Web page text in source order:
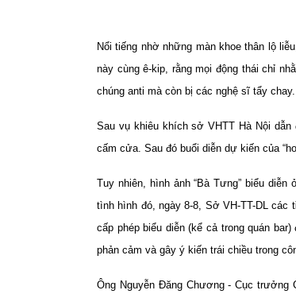
Nổi tiếng nhờ những màn khoe thân lộ
này cùng ê-kip, rằng mọi động thái chỉ
chúng anti mà còn bị các nghệ sĩ tẩy chay.
Sau vụ khiêu khích sở VHTT Hà Nội
cấm cửa. Sau đó buổi diễn dự kiến của
Tuy nhiên, hình ảnh “Bà Tưng” biểu
tình hình đó, ngày 8-8, Sở VH-TT-DL các
cấp phép biểu diễn (kể cả trong quán
phản cảm và gây ý kiến trái chiều trong
Ông Nguyễn Đăng Chương - Cục trưởng